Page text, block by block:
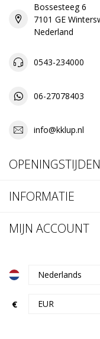
Bossesteeg 6
7101 GE
Nederland
0543-234000
06-27078403
info@kklup.nl
OPENINGSTIJDEN
INFORMATIE
MIJN ACCOUNT
€